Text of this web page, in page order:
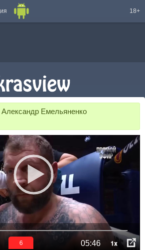
18+
Емельяненко
05:46 1x
5